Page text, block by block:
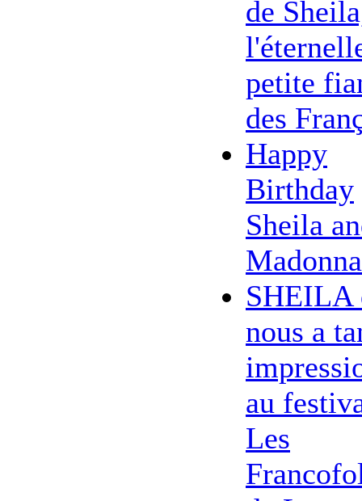
de
petite
des
Happy
Birthday
Sheila
Madonna
SHEILA
nous a
au
Les